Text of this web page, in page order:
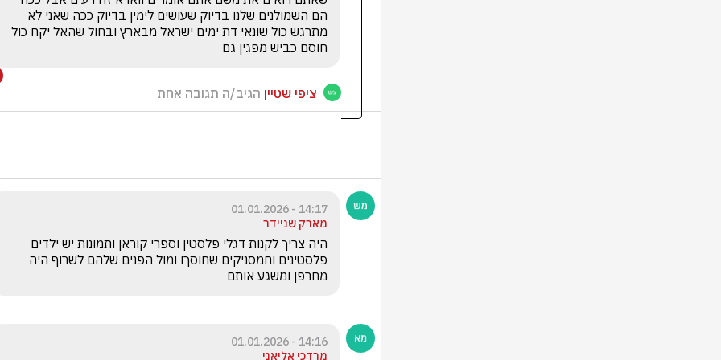
חוסם כביש מפגין גם
ציפי שטיין הגיב/ה תגובה אחת
14:17 - 01.01.2026
מארק שניידר
מחרפן ומשגע אותם
14:16 - 01.01.2026
מרדכי אליאני